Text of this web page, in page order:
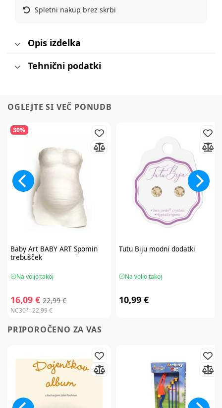
Spletni nakup brez skrbi
Opis izdelka
Tehnični podatki
OGLEJTE SI VEČ PONUDB
30%
Baby ArtBABY ART Spomin
trebušček
Na voljo takoj
16,09 € 22,99 €
NC30*:22,99 €
Tutu Bijumodni dodatki
Na voljo takoj
10,99 €
PRIPOROČENO ZA VAS